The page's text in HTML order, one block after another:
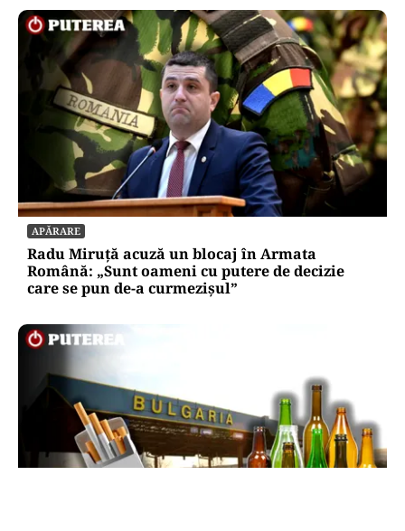
APĂRARE
Radu Miruță acuză un blocaj în Armata
Română: „Sunt oameni cu putere de decizie
care se pun de-a curmezișul”